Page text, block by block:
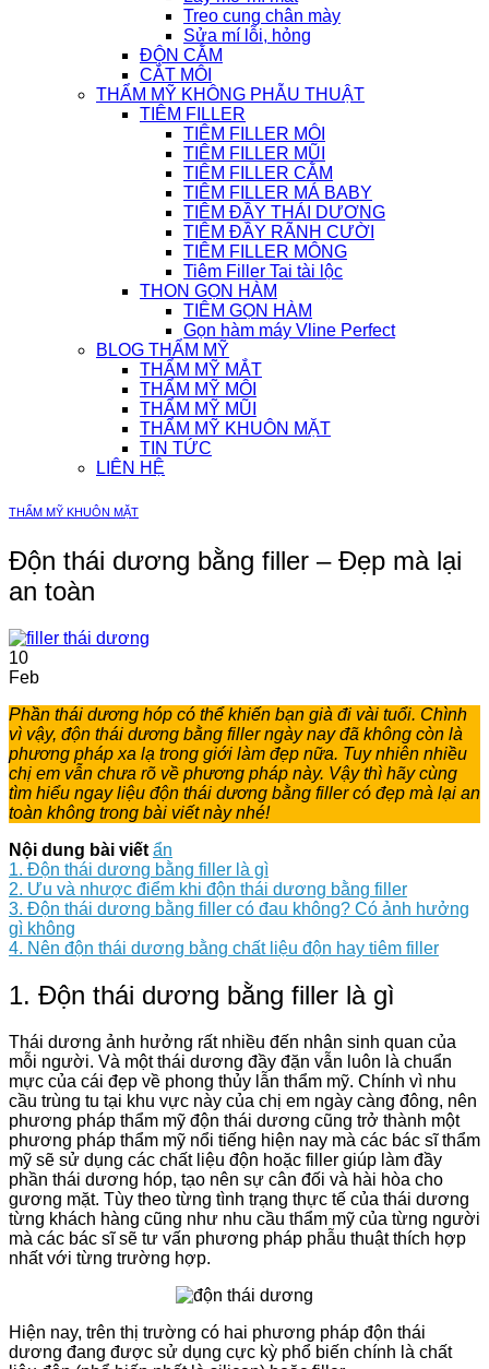
Treo cung chân mày
Sửa mí lỗi, hỏng
ĐỘN CẰM
CẮT MÔI
THẨM MỸ KHÔNG PHẪU THUẬT
TIÊM FILLER
TIÊM FILLER MÔI
TIÊM FILLER MŨI
TIÊM FILLER CẰM
TIÊM FILLER MÁ BABY
TIÊM ĐẦY THÁI DƯƠNG
TIÊM ĐẦY RÃNH CƯỜI
TIÊM FILLER MÔNG
Tiêm Filler Tai tài lộc
THON GỌN HÀM
TIÊM GỌN HÀM
Gọn hàm máy Vline Perfect
BLOG THẨM MỸ
THẨM MỸ MẮT
THẨM MỸ MÔI
THẨM MỸ MŨI
THẨM MỸ KHUÔN MẶT
TIN TỨC
LIÊN HỆ
THẨM MỸ KHUÔN MẶT
Độn thái dương bằng filler – Đẹp mà lại
an toàn
10
Feb
Phần thái dương hóp có thể khiến bạn già đi vài tuổi. Chình
vì vậy, độn thái dương bằng filler ngày nay đã không còn là
phương pháp xa lạ trong giới làm đẹp nữa. Tuy nhiên nhiều
chị em vẫn chưa rõ về phương pháp này. Vậy thì hãy cùng
tìm hiểu ngay liệu độn thái dương bằng filler có đẹp mà lại an
toàn không trong bài viết này nhé!
Nội dung bài viết ẩn
1. Độn thái dương bằng filler là gì
2. Ưu và nhược điểm khi độn thái dương bằng filler
3. Độn thái dương bằng filler có đau không? Có ảnh hưởng
gì không
4. Nên độn thái dương bằng chất liệu độn hay tiêm filler
1. Độn thái dương bằng filler là gì
Thái dương ảnh hưởng rất nhiều đến nhân sinh quan của
mỗi người. Và một thái dương đầy đặn vẫn luôn là chuẩn
mực của cái đẹp về phong thủy lẫn thẩm mỹ. Chính vì nhu
cầu trùng tu tại khu vực này của chị em ngày càng đông, nên
phương pháp thẩm mỹ độn thái dương cũng trở thành một
phương pháp thẩm mỹ nổi tiếng hiện nay mà các bác sĩ thẩm
mỹ sẽ sử dụng các chất liệu độn hoặc filler giúp làm đầy
phần thái dương hóp, tạo nên sự cân đối và hài hòa cho
gương mặt. Tùy theo từng tình trạng thực tế của thái dương
từng khách hàng cũng như nhu cầu thẩm mỹ của từng người
mà các bác sĩ sẽ tư vấn phương pháp phẫu thuật thích hợp
nhất với từng trường hợp.
Hiện nay, trên thị trường có hai phương pháp độn thái
dương đang được sử dụng cực kỳ phổ biến chính là chất